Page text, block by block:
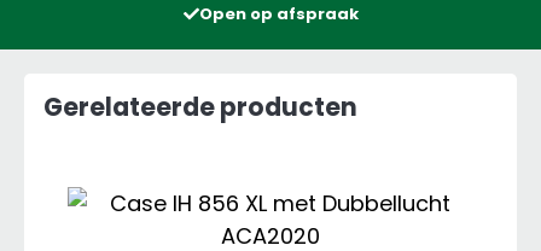
Open op afspraak
Gerelateerde producten